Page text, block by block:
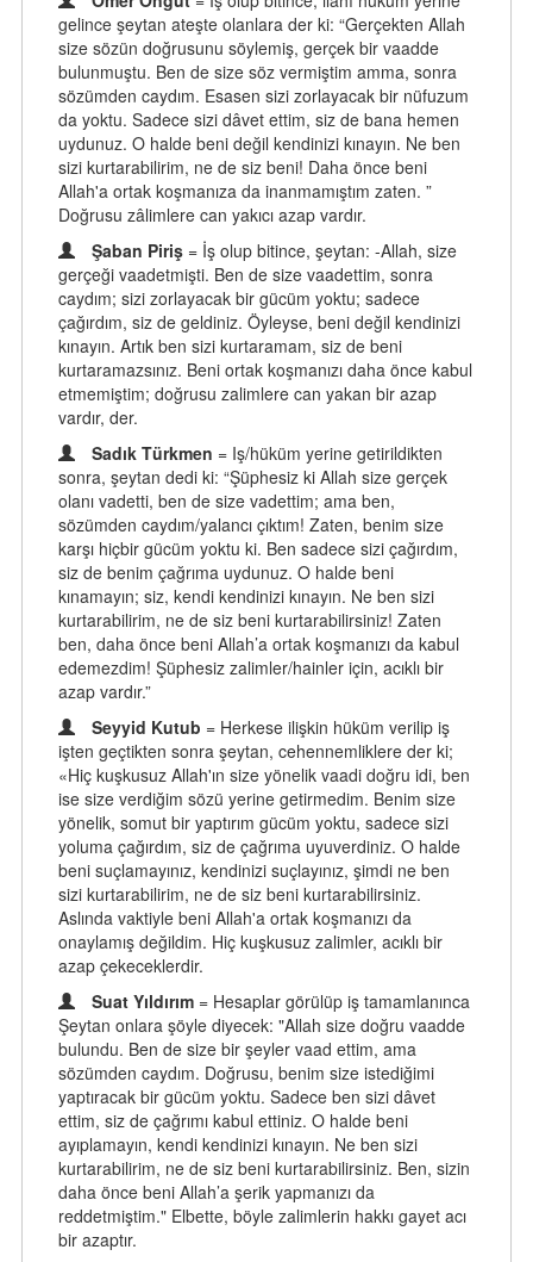
gelince şeytan ateşte olanlara der ki: “Gerçekten Allah
size sözün doğrusunu söylemiş, gerçek bir vaadde
bulunmuştu. Ben de size söz vermiştim amma, sonra
sözümden caydım. Esasen sizi zorlayacak bir nüfuzum
da yoktu. Sadece sizi dâvet ettim, siz de bana hemen
uydunuz. O halde beni değil kendinizi kınayın. Ne ben
sizi kurtarabilirim, ne de siz beni! Daha önce beni
Allah'a ortak koşmanıza da inanmamıştım zaten. ”
Doğrusu zâlimlere can yakıcı azap vardır.
Şaban Piriş = İş olup bitince, şeytan: -Allah, size
gerçeği vaadetmişti. Ben de size vaadettim, sonra
caydım; sizi zorlayacak bir gücüm yoktu; sadece
çağırdım, siz de geldiniz. Öyleyse, beni değil kendinizi
kınayın. Artık ben sizi kurtaramam, siz de beni
kurtaramazsınız. Beni ortak koşmanızı daha önce kabul
etmemiştim; doğrusu zalimlere can yakan bir azap
vardır, der.
Sadık Türkmen = Iş/hüküm yerine getirildikten
sonra, şeytan dedi ki: “Şüphesiz ki Allah size gerçek
olanı vadetti, ben de size vadettim; ama ben,
sözümden caydım/yalancı çıktım! Zaten, benim size
karşı hiçbir gücüm yoktu ki. Ben sadece sizi çağırdım,
siz de benim çağrıma uydunuz. O halde beni
kınamayın; siz, kendi kendinizi kınayın. Ne ben sizi
kurtarabilirim, ne de siz beni kurtarabilirsiniz! Zaten
ben, daha önce beni Allah’a ortak koşmanızı da kabul
edemezdim! Şüphesiz zalimler/hainler için, acıklı bir
azap vardır.”
Seyyid Kutub = Herkese ilişkin hüküm verilip iş
işten geçtikten sonra şeytan, cehennemliklere der ki;
«Hiç kuşkusuz Allah'ın size yönelik vaadi doğru idi, ben
ise size verdiğim sözü yerine getirmedim. Benim size
yönelik, somut bir yaptırım gücüm yoktu, sadece sizi
yoluma çağırdım, siz de çağrıma uyuverdiniz. O halde
beni suçlamayınız, kendinizi suçlayınız, şimdi ne ben
sizi kurtarabilirim, ne de siz beni kurtarabilirsiniz.
Aslında vaktiyle beni Allah'a ortak koşmanızı da
onaylamış değildim. Hiç kuşkusuz zalimler, acıklı bir
azap çekeceklerdir.
Suat Yıldırım = Hesaplar görülüp iş tamamlanınca
Şeytan onlara şöyle diyecek: "Allah size doğru vaadde
bulundu. Ben de size bir şeyler vaad ettim, ama
sözümden caydım. Doğrusu, benim size istediğimi
yaptıracak bir gücüm yoktu. Sadece ben sizi dâvet
ettim, siz de çağrımı kabul ettiniz. O halde beni
ayıplamayın, kendi kendinizi kınayın. Ne ben sizi
kurtarabilirim, ne de siz beni kurtarabilirsiniz. Ben, sizin
daha önce beni Allah’a şerik yapmanızı da
reddetmiştim." Elbette, böyle zalimlerin hakkı gayet acı
bir azaptır.